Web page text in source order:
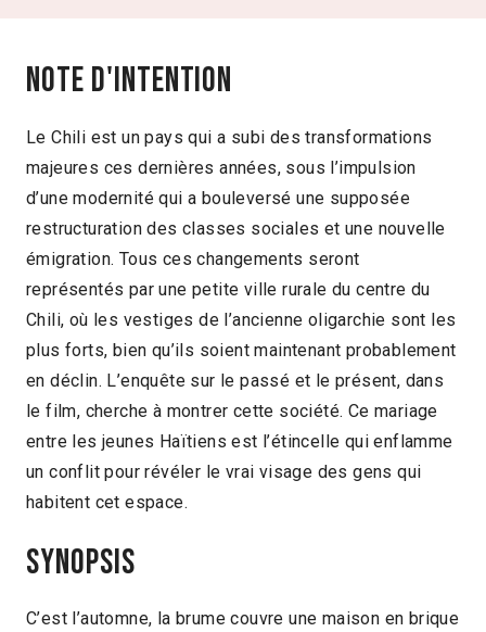
Note d'intention
Le Chili est un pays qui a subi des transformations
majeures ces dernières années, sous l’impulsion
d’une modernité qui a bouleversé une supposée
restructuration des classes sociales et une nouvelle
émigration. Tous ces changements seront
représentés par une petite ville rurale du centre du
Chili, où les vestiges de l’ancienne oligarchie sont les
plus forts, bien qu’ils soient maintenant probablement
en déclin. L’enquête sur le passé et le présent, dans
le film, cherche à montrer cette société. Ce mariage
entre les jeunes Haïtiens est l’étincelle qui enflamme
un conflit pour révéler le vrai visage des gens qui
habitent cet espace.
Synopsis
C’est l’automne, la brume couvre une maison en brique